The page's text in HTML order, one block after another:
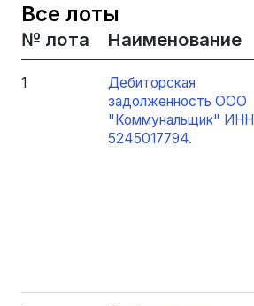
Все лоты
№ лота Наименование
1
Дебиторская
задолженность ООО
"Коммунальщик" ИНН
5245017794.